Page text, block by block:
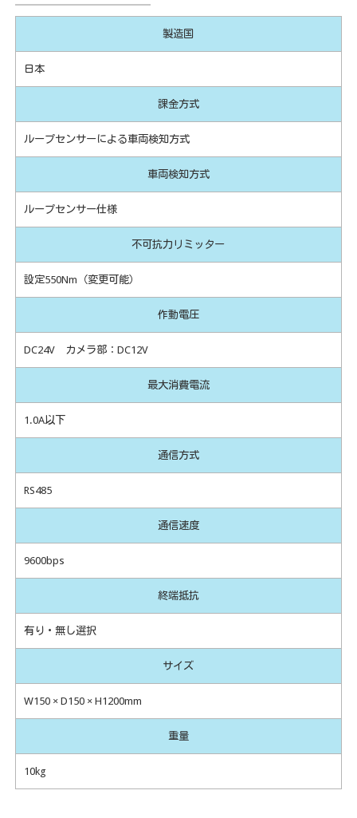
製造国
日本
課金方式
ループセンサーによる車両検知方式
車両検知方式
ループセンサー仕様
不可抗力リミッター
設定550Nm（変更可能）
作動電圧
DC24V カメラ部：DC12V
最大消費電流
1.0A以下
通信方式
RS485
通信速度
9600bps
終端抵抗
有り・無し選択
サイズ
W150 × D150 × H1200mm
重量
10kg